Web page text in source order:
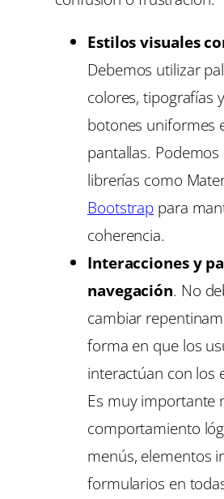
Estilos visuales
Debemos utilizar
colores, tipografías
botones uniformes
pantallas.
librerías como
Bootstrap para
coherencia.
Interacciones y
navegación. No
cambiar
forma en que los
interactúan con los
Es muy importante
comportamiento
menús, elementos
formularios en